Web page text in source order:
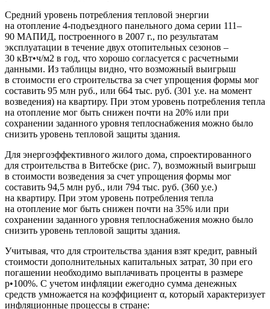
Средний уровень потребления тепловой энергии
на отопление 4-подъездного панельного дома серии 111–
90 МАПИД, построенного в 2007 г., по результатам
эксплуатации в течение двух отопительных сезонов –
30 кВт•ч/м2 в год, что хорошо согласуется с расчетными
данными. Из таблицы видно, что возможный выигрыш
в стоимости его строительства за счет упрощения формы мог
составить 95 млн руб., или 664 тыс. руб. (301 у.е. на момент
возведения) на квартиру. При этом уровень потребления тепла
на отопление мог быть снижен почти на 20% или при
сохранении заданного уровня теплоснабжения можно было
снизить уровень тепловой защиты здания.
Для энергоэффективного жилого дома, спроектированного
для строительства в Витебске (рис. 7), возможный выигрыш
в стоимости возведения за счет упрощения формы мог
составить 94,5 млн руб., или 794 тыс. руб. (360 у.е.)
на квартиру. При этом уровень потребления тепла
на отопление мог быть снижен почти на 35% или при
сохранении заданного уровня теплоснабжения можно было
снизить уровень тепловой защиты здания.
Учитывая, что для строительства здания взят кредит, равный
стоимости дополнительных капитальных затрат, З0 при его
погашении необходимо выплачивать проценты в размере
p•100%. С учетом инфляции ежегодно сумма денежных
средств умножается на коэффициент α, который характеризует
инфляционные процессы в стране: